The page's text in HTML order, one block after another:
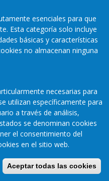
web
Aviso legal
Cookies
Accesibilidad
esenciales para que
Esta categoría solo incluye
básicas y características
no almacenan ninguna
necesarias para
utilizan específicamente para
a través de análisis,
se denominan cookies
el consentimiento del
en el sitio web.
Aceptar todas las cookies